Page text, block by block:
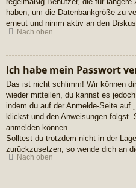
haben, um die Datenbankgröße zu
erneut und nimm aktiv an den
Nach oben
Ich habe mein Passwort
Das ist nicht schlimm! Wir können
wieder mitteilen, du kannst es
indem du auf der Anmelde-Seite auf
klickst und den Anweisungen
anmelden können.
Solltest du trotzdem nicht in der
zurückzusetzen, so wende dich an
Nach oben